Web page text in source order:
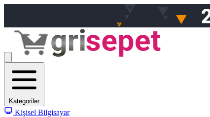
Kategoriler
Kişisel Bilgisayar